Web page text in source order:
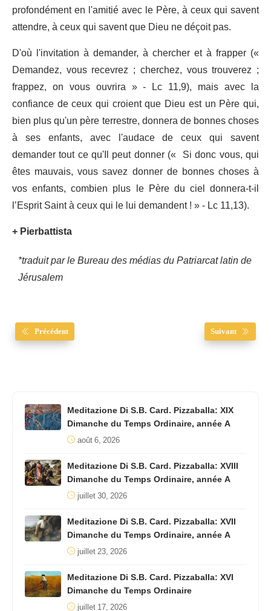
profondément en l'amitié avec le Père, à ceux qui savent
attendre, à ceux qui savent que Dieu ne déçoit pas.
D'où l'invitation à demander, à chercher et à frapper («
Demandez, vous recevrez ; cherchez, vous trouverez ;
frappez, on vous ouvrira » - Lc 11,9), mais avec la
confiance de ceux qui croient que Dieu est un Père qui,
bien plus qu'un père terrestre, donnera de bonnes choses
à ses enfants, avec l'audace de ceux qui savent
demander tout ce qu'Il peut donner (« Si donc vous, qui
êtes mauvais, vous savez donner de bonnes choses à
vos enfants, combien plus le Père du ciel donnera-t-il
l’Esprit Saint à ceux qui le lui demandent ! » - Lc 11,13).
+ Pierbattista
*traduit par le Bureau des médias du Patriarcat latin de
Jérusalem
Précédent Suivant
Meditazione Di S.B. Card. Pizzaballa: XIX
Dimanche du Temps Ordinaire, année A
août 6, 2026
Meditazione Di S.B. Card. Pizzaballa: XVIII
Dimanche du Temps Ordinaire, année A
juillet 30, 2026
Meditazione Di S.B. Card. Pizzaballa: XVII
Dimanche du Temps Ordinaire, année A
juillet 23, 2026
Meditazione Di S.B. Card. Pizzaballa: XVI
Dimanche du Temps Ordinaire
juillet 17, 2026